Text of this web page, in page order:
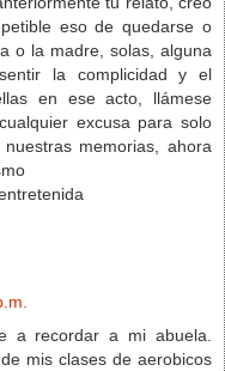
eso de quedarse o
o la madre, solas, alguna
la complicidad y el
en ese acto, llámese
excusa para solo
memorias, ahora
a recordar a mi abuela.
mis clases de aerobicos